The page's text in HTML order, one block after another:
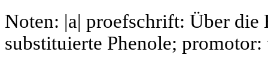
Noten: |a| proefschrift: Über
substituierte Phenole;